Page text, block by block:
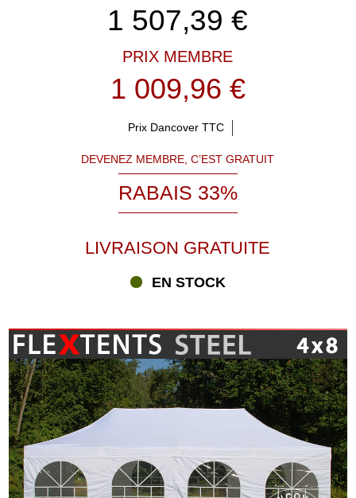
1 507,39 €
PRIX MEMBRE
1 009,96 €
Prix Dancover TTC
DEVENEZ MEMBRE, C’EST GRATUIT
RABAIS 33%
LIVRAISON GRATUITE
EN STOCK